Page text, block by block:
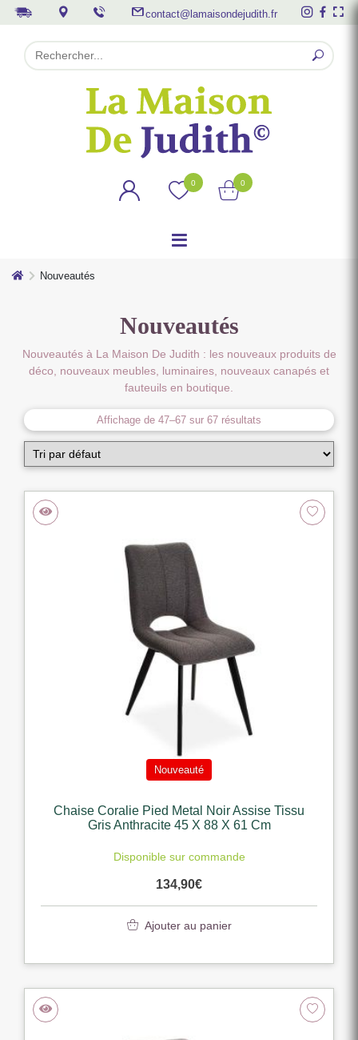
contact@lamaisondejudith.fr
0 0
Nouveautés
Nouveautés
Nouveautés à La Maison De Judith : les nouveaux produits de
déco, nouveaux meubles, luminaires, nouveaux canapés et
fauteuils en boutique.
Affichage de 47–67 sur 67 résultats
Nouveauté
Chaise Coralie Pied Metal Noir Assise Tissu
Gris Anthracite 45 X 88 X 61 Cm
Disponible sur commande
134,90€
Ajouter au panier